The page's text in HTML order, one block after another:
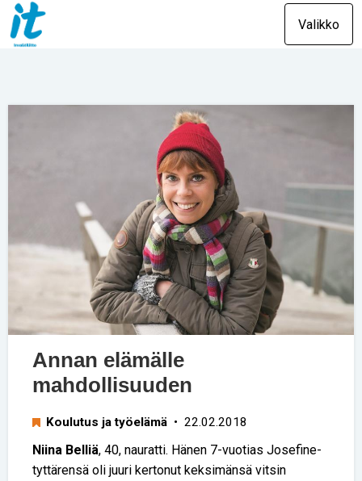
Valikko
Annan elämälle
mahdollisuuden
Koulutus ja työelämä • 22.02.2018
Niina Belliä, 40, nauratti. Hänen 7-vuotias Josefine-
tyttärensä oli juuri kertonut keksimänsä vitsin